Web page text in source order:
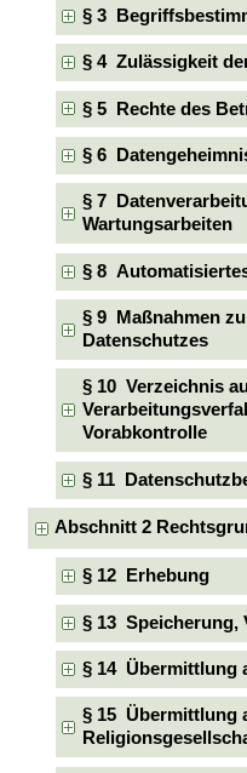
§ 3
§ 4 Zulässigkeit
§ 5 Rechte des
§ 6
§ 7
Wartungsarbeiten
§ 8
§ 9 Maßnahmen
Datenschutzes
§ 10 Verzeichnis
Vorabkontrolle
§ 11
Abschnitt 2
§ 12 Erhebung
§ 13 Speicherung,
§ 14 Übermittlung
§ 15 Übermittlung